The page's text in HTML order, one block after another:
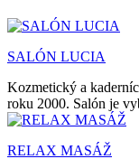
SALÓN LUCIA
Kozmetický a
roku 2000. Salón je
RELAX MASÁŽ